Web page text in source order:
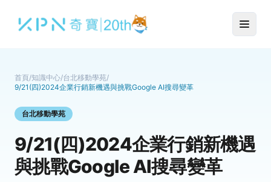
首頁/知識中心/台北移動學苑/
9/21(四)2024企業行銷新機遇與挑戰Google AI搜尋變革
台北移動學苑
9/21(四)2024企業行銷新機遇
與挑戰Google AI搜尋變革